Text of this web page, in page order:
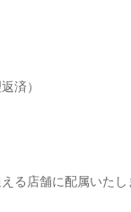
済）
る店舗に配属いたし